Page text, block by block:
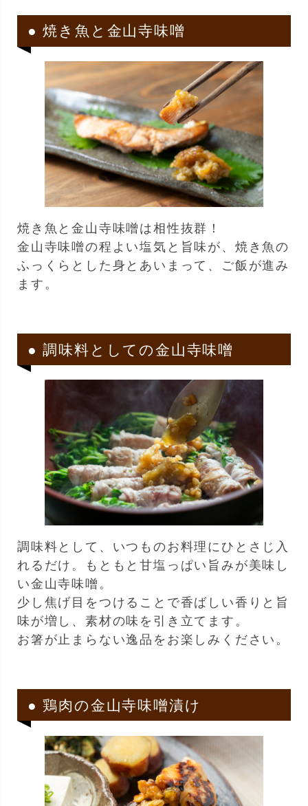
● 焼き魚と金山寺味噌
焼き魚と金山寺味噌は相性抜群！
金山寺味噌の程よい塩気と旨味が、焼き魚の
ふっくらとした身とあいまって、ご飯が進み
ます。
● 調味料としての金山寺味噌
調味料として、いつものお料理にひとさじ入
れるだけ。もともと甘塩っぱい旨みが美味し
い金山寺味噌。
少し焦げ目をつけることで香ばしい香りと旨
味が増し、素材の味を引き立てます。
お箸が止まらない逸品をお楽しみください。
● 鶏肉の金山寺味噌漬け